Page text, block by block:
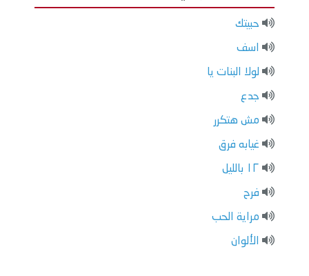
حبيتك
اسف
لولا البنات يا
جدع
مش هتكرر
غيابه فرق
١٢ بالليل
فرح
مراية الحب
الألوان